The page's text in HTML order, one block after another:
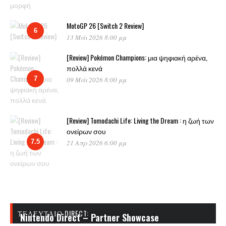
6 MotoGP 26 [Switch 2 Review]
13 Μάι 2026 8:00 μμ
7
[Review] Pokémon Champions: μια ψηφιακή αρένα,
πολλά κενά
09 Μάι 2026 8:00 μμ
7.5
[Review] Tomodachi Life: Living the Dream : η ζωή των
ονείρων σου
21 Απρ 2026 6:00 μμ
ΤΕΛΕΥΤΑΊΟ DIRECT:
Nintendo Direct – Partner Showcase